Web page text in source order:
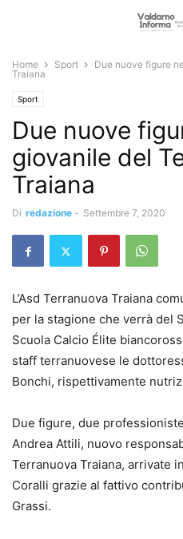
Home Sport
Due nuove figure
Traiana
Sport
Due nuove
giovanile del
Traiana
Di redazione - Settembre 7, 2020
L’Asd Terranuova Traiana
per la stagione che verrà del
Scuola Calcio Élite
staff terranuovese le
Bonchi, rispettivamente
Due figure, due
Andrea Attili, nuovo
Terranuova Traiana, arrivate
Coralli grazie al fattivo
Grassi.